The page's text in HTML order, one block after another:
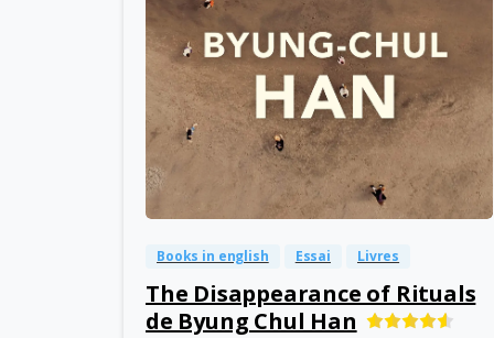
-
Books in english Essai Livres
The Disappearance of Rituals
de Byung Chul Han